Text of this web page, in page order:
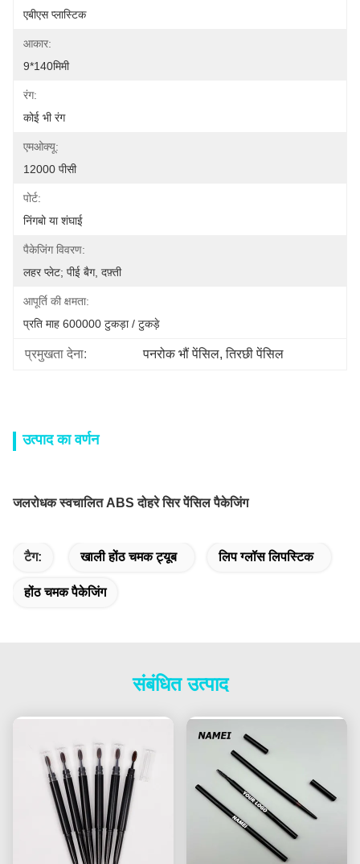
एबीएस प्लास्टिक
आकार:
9*140मिमी
रंग:
कोई भी रंग
एमओक्यू:
12000 पीसी
पोर्ट:
निंगबो या शंघाई
पैकेजिंग विवरण:
लहर प्लेट; पीई बैग, दफ़्ती
आपूर्ति की क्षमता:
प्रति माह 600000 टुकड़ा / टुकड़े
प्रमुखता देना: पनरोक भौं पेंसिल, तिरछी पेंसिल
उत्पाद का वर्णन
जलरोधक स्वचालित ABS दोहरे सिर पेंसिल पैकेजिंग
टैग: खाली होंठ चमक ट्यूब लिप ग्लॉस लिपस्टिक
होंठ चमक पैकेजिंग
संबंधित उत्पाद